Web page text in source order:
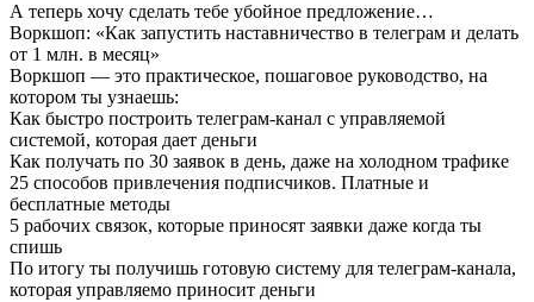
А теперь хочу сделать тебе убойное предложение…
Воркшоп: «Как запустить наставничество в телеграм и делать
от 1 млн. в месяц»
Воркшоп — это практическое, пошаговое руководство, на
котором ты узнаешь:
Как быстро построить телеграм-канал с управляемой
системой, которая дает деньги
Как получать по 30 заявок в день, даже на холодном трафике
25 способов привлечения подписчиков. Платные и
бесплатные методы
5 рабочих связок, которые приносят заявки даже когда ты
спишь
По итогу ты получишь готовую систему для телеграм-канала,
которая управляемо приносит деньги